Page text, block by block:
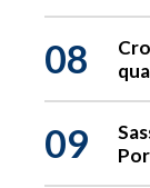
08
09